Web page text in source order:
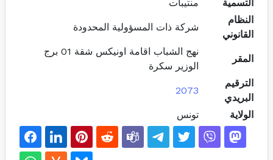
التسمية
منتيبات
النظام
القانوني
شركة ذات المسؤولية المحدودة
المقر
نهج الشباب اقامة اونيكس شقة 01 برج
الوزير سكرة
الترقيم
البريدي
2073
الولاية تونس